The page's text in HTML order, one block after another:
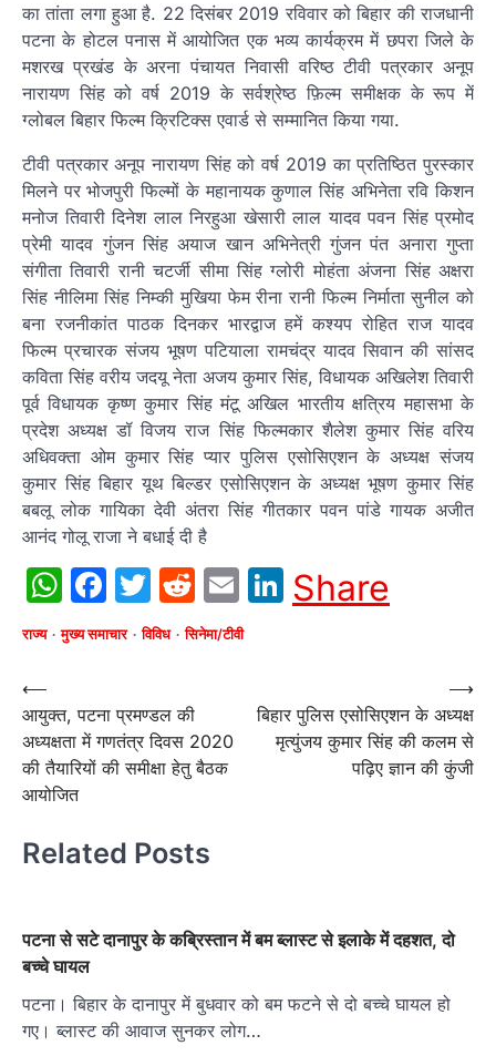
का तांता लगा हुआ है. 22 दिसंबर 2019 रविवार को बिहार की राजधानी
पटना के होटल पनास में आयोजित एक भव्य कार्यक्रम में छपरा जिले के
मशरख प्रखंड के अरना पंचायत निवासी वरिष्ठ टीवी पत्रकार अनूप
नारायण सिंह को वर्ष 2019 के सर्वश्रेष्ठ फ़िल्म समीक्षक के रूप में
ग्लोबल बिहार फिल्म क्रिटिक्स एवार्ड से सम्मानित किया गया.
टीवी पत्रकार अनूप नारायण सिंह को वर्ष 2019 का प्रतिष्ठित पुरस्कार
मिलने पर भोजपुरी फिल्मों के महानायक कुणाल सिंह अभिनेता रवि किशन
मनोज तिवारी दिनेश लाल निरहुआ खेसारी लाल यादव पवन सिंह प्रमोद
प्रेमी यादव गुंजन सिंह अयाज खान अभिनेत्री गुंजन पंत अनारा गुप्ता
संगीता तिवारी रानी चटर्जी सीमा सिंह ग्लोरी मोहंता अंजना सिंह अक्षरा
सिंह नीलिमा सिंह निम्की मुखिया फेम रीना रानी फिल्म निर्माता सुनील को
बना रजनीकांत पाठक दिनकर भारद्वाज हमें कश्यप रोहित राज यादव
फिल्म प्रचारक संजय भूषण पटियाला रामचंद्र यादव सिवान की सांसद
कविता सिंह वरीय जदयू नेता अजय कुमार सिंह, विधायक अखिलेश तिवारी
पूर्व विधायक कृष्ण कुमार सिंह मंटू अखिल भारतीय क्षत्रिय महासभा के
प्रदेश अध्यक्ष डॉ विजय राज सिंह फिल्मकार शैलेश कुमार सिंह वरिय
अधिवक्ता ओम कुमार सिंह प्यार पुलिस एसोसिएशन के अध्यक्ष संजय
कुमार सिंह बिहार यूथ बिल्डर एसोसिएशन के अध्यक्ष भूषण कुमार सिंह
बबलू लोक गायिका देवी अंतरा सिंह गीतकार पवन पांडे गायक अजीत
आनंद गोलू राजा ने बधाई दी है
WhatsApp
Facebook
Twitter
Reddit
EmailLinkedIn
Share
राज्य मुख्य समाचार विविध सिनेमा/टीवी
Post
navigation
⟵
आयुक्त, पटना प्रमण्डल की
अध्यक्षता में गणतंत्र दिवस 2020
की तैयारियों की समीक्षा हेतु बैठक
आयोजित
बिहार पुलिस एसोसिएशन के अध्यक्ष
मृत्युंजय कुमार सिंह की कलम से
पढ़िए ज्ञान की कुंजी
⟶
Related Posts
पटना से सटे दानापुर के कब्रिस्तान में बम ब्लास्ट से इलाके में दहशत, दो
बच्चे घायल
पटना। बिहार के दानापुर में बुधवार को बम फटने से दो बच्चे घायल हो
गए। ब्लास्ट की आवाज सुनकर लोग…